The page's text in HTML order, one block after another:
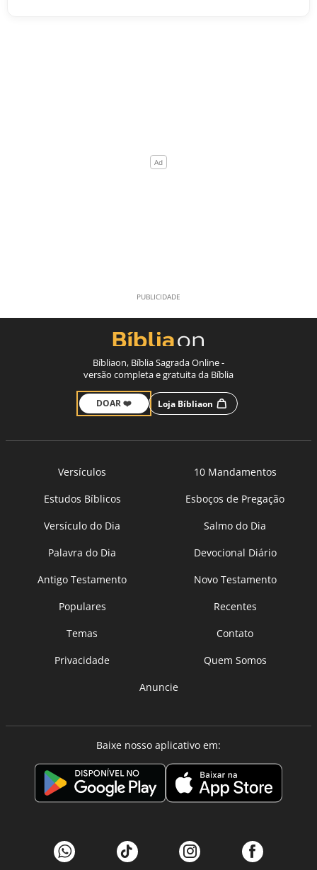
Bíbliaon, Bíblia Sagrada Online -
versão completa e gratuita da Bíblia
DOAR ❤️ Loja Bíbliaon
Versículos
10 Mandamentos
Estudos Bíblicos
Esboços de Pregação
Versículo do Dia
Salmo do Dia
Palavra do Dia
Devocional Diário
Antigo Testamento
Novo Testamento
Populares
Recentes
Temas
Contato
Privacidade
Quem Somos
Anuncie
Baixe nosso aplicativo em: